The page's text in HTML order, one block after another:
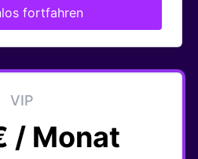
fortfahren
VIP
/ Monat